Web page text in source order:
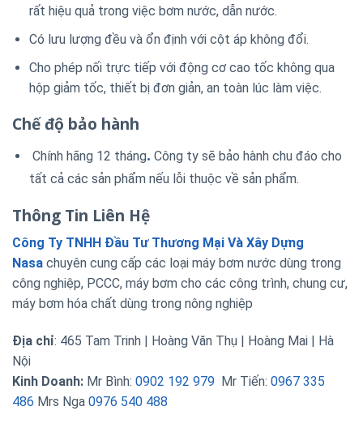
rất hiệu quả trong việc bơm nước, dẫn nước.
Có lưu lượng đều và ổn định với cột áp không đổi.
Cho phép nối trực tiếp với động cơ cao tốc không qua
hộp giảm tốc, thiết bị đơn giản, an toàn lúc làm việc.
Chế độ bảo hành
Chính hãng 12 tháng. Công ty sẽ bảo hành chu đáo cho
tất cả các sản phẩm nếu lỗi thuộc về sản phẩm.
Thông Tin Liên Hệ
Công Ty TNHH Đầu Tư Thương Mại Và Xây Dựng
Nasa chuyên cung cấp các loại máy bơm nước dùng trong
công nghiệp, PCCC, máy bơm cho các công trình, chung cư,
máy bơm hóa chất dùng trong nông nghiệp
Địa chỉ: 465 Tam Trinh | Hoàng Văn Thụ | Hoàng Mai | Hà
Nội
Kinh Doanh: Mr Bình: 0902 192 979 Mr Tiến: 0967 335
486 Mrs Nga 0976 540 488